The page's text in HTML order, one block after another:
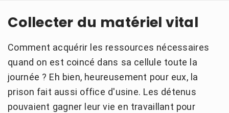
Collecter du matériel vital
Comment acquérir les ressources nécessaires
quand on est coincé dans sa cellule toute la
journée ? Eh bien, heureusement pour eux, la
prison fait aussi office d'usine. Les détenus
pouvaient gagner leur vie en travaillant pour